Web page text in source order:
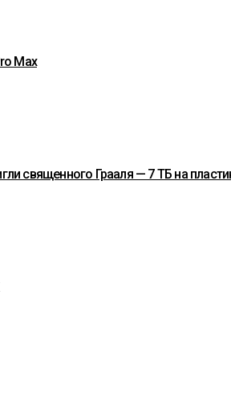
Max
священного Грааля — 7 ТБ на